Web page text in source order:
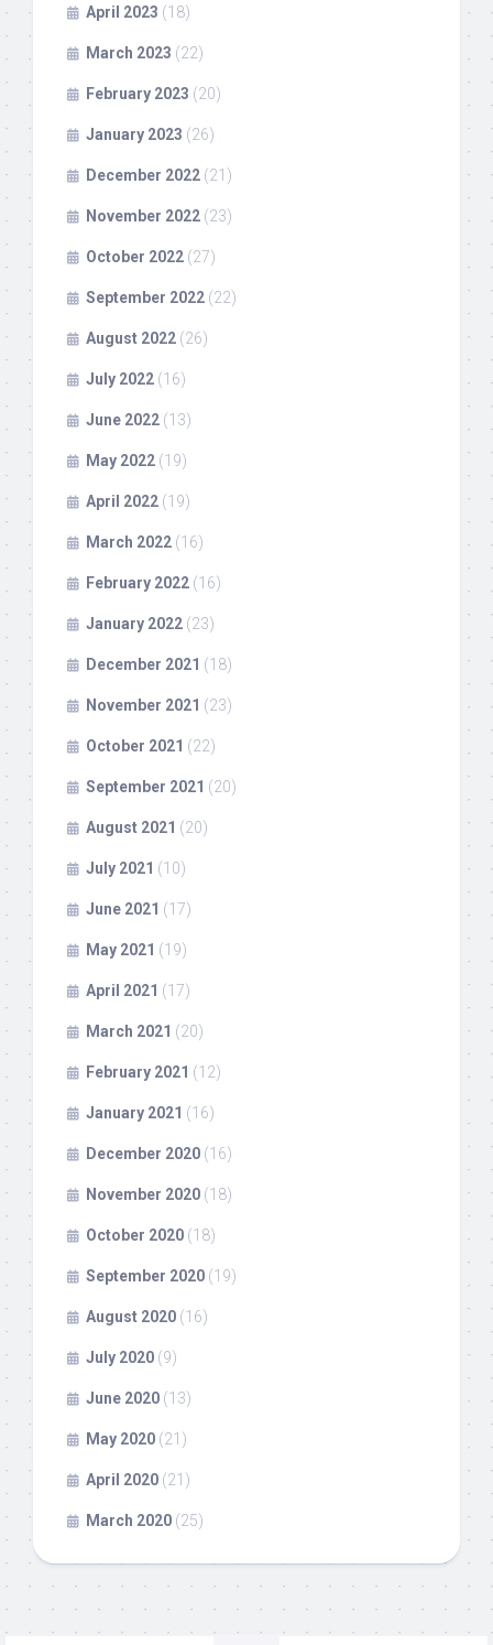
April 2023 (18)
March 2023 (22)
February 2023 (20)
January 2023 (26)
December 2022 (21)
November 2022 (23)
October 2022 (27)
September 2022 (22)
August 2022 (26)
July 2022 (16)
June 2022 (13)
May 2022 (19)
April 2022 (19)
March 2022 (16)
February 2022 (16)
January 2022 (23)
December 2021 (18)
November 2021 (23)
October 2021 (22)
September 2021 (20)
August 2021 (20)
July 2021 (10)
June 2021 (17)
May 2021 (19)
April 2021 (17)
March 2021 (20)
February 2021 (12)
January 2021 (16)
December 2020 (16)
November 2020 (18)
October 2020 (18)
September 2020 (19)
August 2020 (16)
July 2020 (9)
June 2020 (13)
May 2020 (21)
April 2020 (21)
March 2020 (25)